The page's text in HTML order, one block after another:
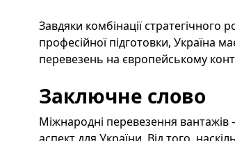
Завдяки комбінації стратегічного
професійної підготовки, Україна
перевезень на європейському
Заключне слово
Міжнародні перевезення вантажів